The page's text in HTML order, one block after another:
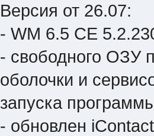
Версия от 26.07:
- WM 6.5 CE
- cвободного ОЗУ
оболочки и
запуска
- обновлен